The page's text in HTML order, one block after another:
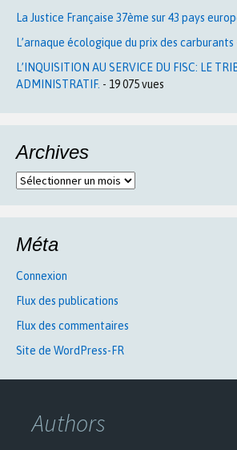
La Justice Française 37ème sur 43 pays
L’arnaque écologique du prix des carburants
L’INQUISITION AU SERVICE DU FISC: LE
ADMINISTRATIF. - 19 075 vues
Archives
Archives
Méta
Connexion
Flux des publications
Flux des commentaires
Site de WordPress-FR
Authors